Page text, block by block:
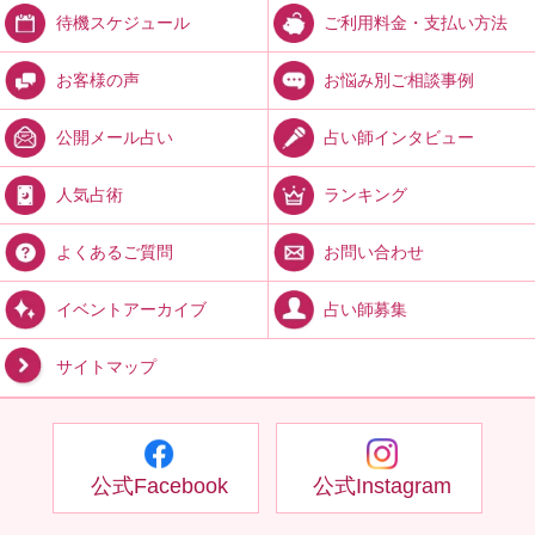
待機スケジュール ご利用料金・支払い方法
お客様の声 お悩み別ご相談事例
公開メール占い 占い師インタビュー
人気占術 ランキング
よくあるご質問 お問い合わせ
イベントアーカイブ 占い師募集
サイトマップ
公式Facebook 公式Instagram